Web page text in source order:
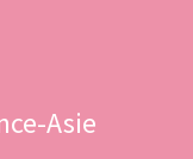
Asie